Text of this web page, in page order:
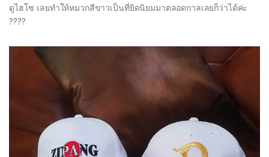
ดูไฮโซ เลยทำให้หมวกสีขาวเป็นที่ยิดนิยมมาตลอดกาลเลยก็ว่าได้ค่ะ
????